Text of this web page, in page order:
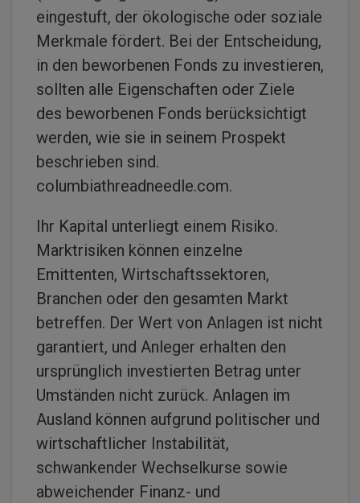
eingestuft, der ökologische oder soziale
Merkmale fördert. Bei der Entscheidung,
in den beworbenen Fonds zu investieren,
sollten alle Eigenschaften oder Ziele
des beworbenen Fonds berücksichtigt
werden, wie sie in seinem Prospekt
beschrieben sind.
columbiathreadneedle.com.
Ihr Kapital unterliegt einem Risiko.
Marktrisiken können einzelne
Emittenten, Wirtschaftssektoren,
Branchen oder den gesamten Markt
betreffen. Der Wert von Anlagen ist nicht
garantiert, und Anleger erhalten den
ursprünglich investierten Betrag unter
Umständen nicht zurück. Anlagen im
Ausland können aufgrund politischer und
wirtschaftlicher Instabilität,
schwankender Wechselkurse sowie
abweichender Finanz- und